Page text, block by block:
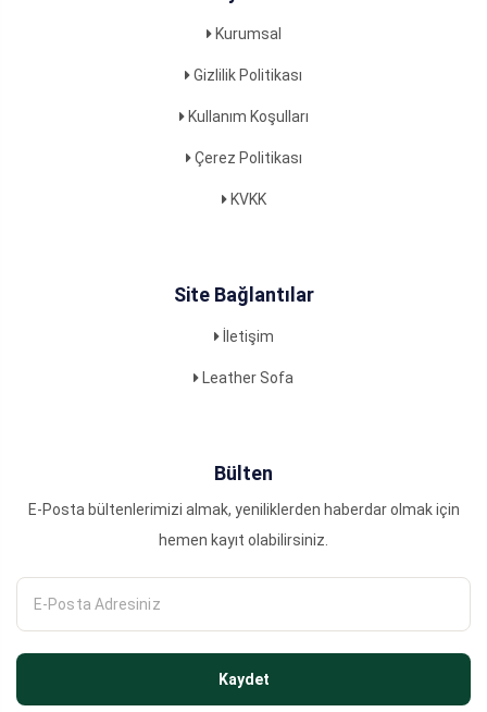
Kurumsal
Gizlilik Politikası
Kullanım Koşulları
Çerez Politikası
KVKK
Site Bağlantılar
İletişim
Leather Sofa
Bülten
E-Posta bültenlerimizi almak, yeniliklerden haberdar olmak için
hemen kayıt olabilirsiniz.
Kaydet